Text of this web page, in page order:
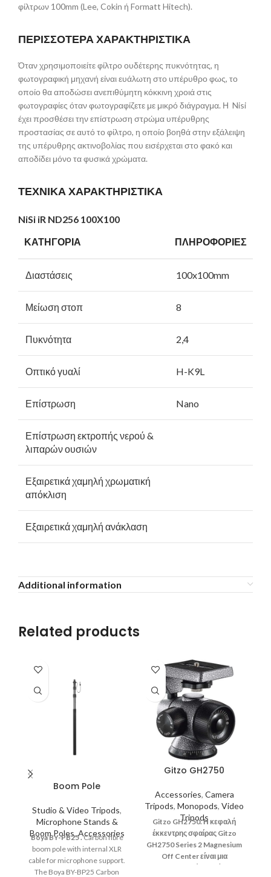
φίλτρων 100mm (Lee, Cokin ή Formatt Hitech).
ΠΕΡΙΣΣΟΤΕΡΑ ΧΑΡΑΚΤΗΡΙΣΤΙΚΑ
Όταν χρησιμοποιείτε φίλτρο ουδέτερης πυκνότητας, η
φωτογραφική μηχανή είναι ευάλωτη στο υπέρυθρο φως, το
οποίο θα αποδώσει ανεπιθύμητη κόκκινη χροιά στις
φωτογραφίες όταν φωτογραφίζετε με μικρό διάγραγμα. Η Nisi
έχει προσθέσει την επίστρωση στρώμα υπέρυθρης
προστασίας σε αυτό το φίλτρο, η οποίο βοηθά στην εξάλειψη
της υπέρυθρης ακτινοβολίας που εισέρχεται στο φακό και
αποδίδει μόνο τα φυσικά χρώματα.
ΤΕΧΝΙΚΑ ΧΑΡΑΚΤΗΡΙΣΤΙΚΑ
NiSi iR ND256 100X100
ΚΑΤΗΓΟΡΙΑ ΠΛΗΡΟΦΟΡΙΕΣ
Διαστάσεις 100x100mm
Μείωση στοπ 8
Πυκνότητα 2,4
Οπτικό γυαλί H-K9L
Επίστρωση Nano
Επίστρωση εκτροπής νερού &
λιπαρών ουσιών
Εξαιρετικά χαμηλή χρωματική
απόκλιση
Εξαιρετικά χαμηλή ανάκλαση
Additional information
Related products
Boom Pole
Studio & Video Tripods,
Microphone Stands &
Boom Poles,Accessories
BoyaBY-PB25.Carbon fibre
boom pole with internal XLR
cable for microphone support.
The Boya BY-BP25 Carbon
Gitzo GH2750
Accessories, Camera
Tripods, Monopods, Video
Tripods
Gitzo GH2750. Η κεφαλή
έκκεντρης σφαίρας Gitzo
GH2750 Series 2 Magnesium
Off Center είναι μια
εξαιρετικά ομαλή,